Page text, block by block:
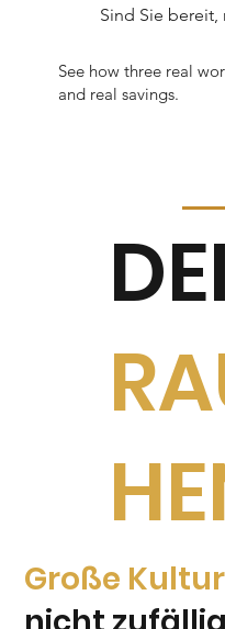
Sind Sie
See how three real
and real savings.
Große